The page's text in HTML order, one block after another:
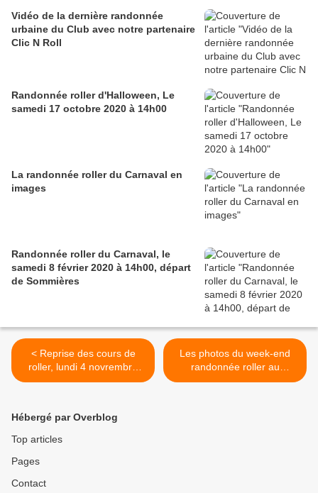
Vidéo de la dernière randonnée
urbaine du Club avec notre partenaire
Clic N Roll
Randonnée roller d'Halloween, Le
samedi 17 octobre 2020 à 14h00
La randonnée roller du Carnaval en
images
Randonnée roller du Carnaval, le
samedi 8 février 2020 à 14h00, départ
de Sommières
< Reprise des cours de
roller, lundi 4 novrembre
2019
Les photos du week-end
randonnée roller au
Barcarès >
Hébergé par Overblog
Top articles
Pages
Contact